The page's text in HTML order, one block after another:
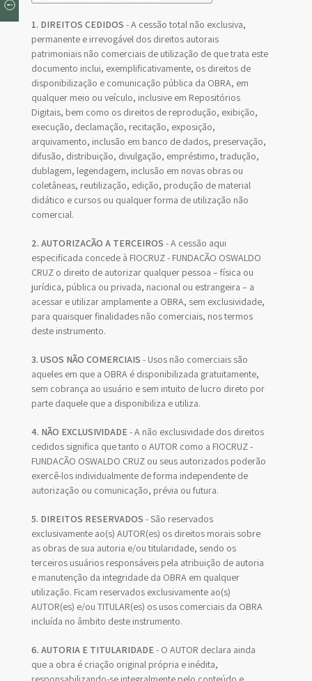
1. DIREITOS CEDIDOS - A cessão total não exclusiva,
permanente e irrevogável dos direitos autorais
patrimoniais não comerciais de utilização de que trata este
documento inclui, exemplificativamente, os direitos de
disponibilização e comunicação pública da OBRA, em
qualquer meio ou veículo, inclusive em Repositórios
Digitais, bem como os direitos de reprodução, exibição,
execução, declamação, recitação, exposição,
arquivamento, inclusão em banco de dados, preservação,
difusão, distribuição, divulgação, empréstimo, tradução,
dublagem, legendagem, inclusão em novas obras ou
coletâneas, reutilização, edição, produção de material
didático e cursos ou qualquer forma de utilização não
comercial.
2. AUTORIZAÇÃO A TERCEIROS - A cessão aqui
especificada concede à FIOCRUZ - FUNDAÇÃO OSWALDO
CRUZ o direito de autorizar qualquer pessoa – física ou
jurídica, pública ou privada, nacional ou estrangeira – a
acessar e utilizar amplamente a OBRA, sem exclusividade,
para quaisquer finalidades não comerciais, nos termos
deste instrumento.
3. USOS NÃO COMERCIAIS - Usos não comerciais são
aqueles em que a OBRA é disponibilizada gratuitamente,
sem cobrança ao usuário e sem intuito de lucro direto por
parte daquele que a disponibiliza e utiliza.
4. NÃO EXCLUSIVIDADE- A não exclusividade dos direitos
cedidos significa que tanto o AUTOR como a FIOCRUZ -
FUNDAÇÃO OSWALDO CRUZ ou seus autorizados poderão
exercê-los individualmente de forma independente de
autorização ou comunicação, prévia ou futura.
5. DIREITOS RESERVADOS - São reservados
exclusivamente ao(s) AUTOR(es) os direitos morais sobre
as obras de sua autoria e/ou titularidade, sendo os
terceiros usuários responsáveis pela atribuição de autoria
e manutenção da integridade da OBRA em qualquer
utilização. Ficam reservados exclusivamente ao(s)
AUTOR(es) e/ou TITULAR(es) os usos comerciais da OBRA
incluída no âmbito deste instrumento.
6. AUTORIA E TITULARIDADE- O AUTOR declara ainda
que a obra é criação original própria e inédita,